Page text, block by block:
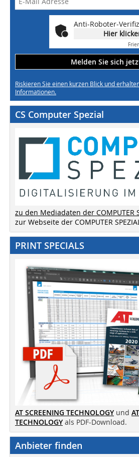
Anti-Roboter-
Hier
Melden Sie sich
Riskieren Sie einen kurzen Blick und
Informationen.
CS Computer Spezial
zu den Mediadaten der COMPUTER
zur Webseite der COMPUTER
PRINT SPECIALS
AT SCREENING TECHNOLOGY und
TECHNOLOGY als PDF-Download.
Anbieter finden